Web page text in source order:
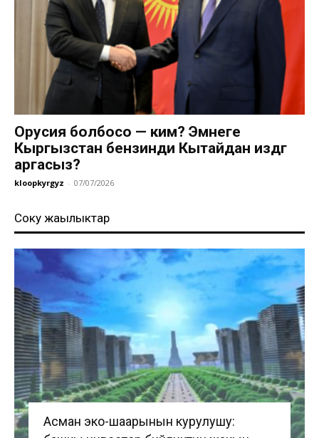
Орусия болбосо — ким? Эмнеге
Кыргызстан бензинди Кытайдан издөөгө
аргасыз?
kloopkyrgyz - 07/07/2026
Соңку жаңылыктар
Асман эко-шаарынын курулушу: